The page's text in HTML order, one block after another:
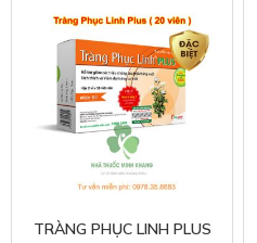
TRÀNG PHỤC LINH PLUS